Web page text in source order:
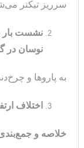
سرریز تیکنر
نشست بار
نوسان در
به پاروها و
اختلاف ارتفاع
خلاصه و